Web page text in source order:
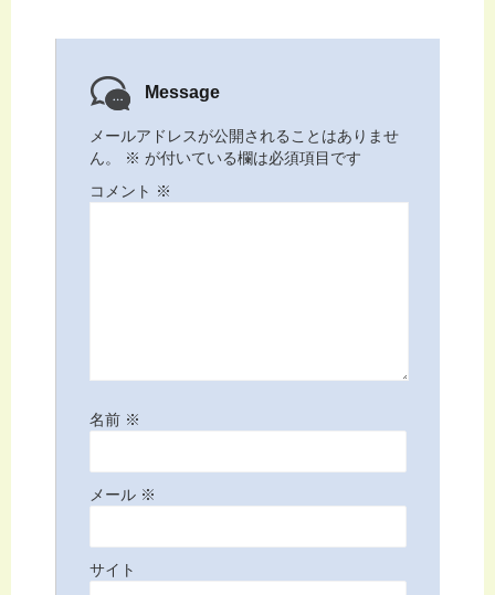
Message
メールアドレスが公開されることはありませ
ん。
※ が付いている欄は必須項目です
コメント ※
名前 ※
メール ※
サイト